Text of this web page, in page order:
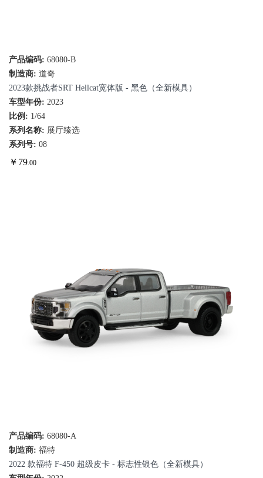
产品编码: 68080-B
制造商: 道奇
2023款挑战者SRT Hellcat宽体版 - 黑色（全新模具）
车型年份: 2023
比例: 1/64
系列名称: 展厅臻选
系列号: 08
￥ 79.00
产品编码: 68080-A
制造商: 福特
2022 款福特 F-450 超级皮卡 - 标志性银色（全新模具）